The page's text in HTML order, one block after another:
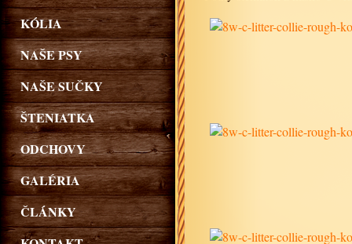
KÓLIA
NAŠE PSY
NAŠE SUČKY
ŠTENIATKA
ODCHOVY
GALÉRIA
ČLÁNKY